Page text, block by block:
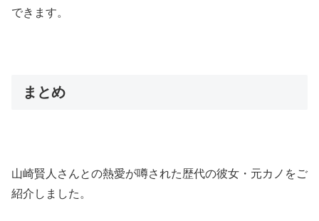
できます。
まとめ
山崎賢人さんとの熱愛が噂された歴代の彼女・元カノをご
紹介しました。